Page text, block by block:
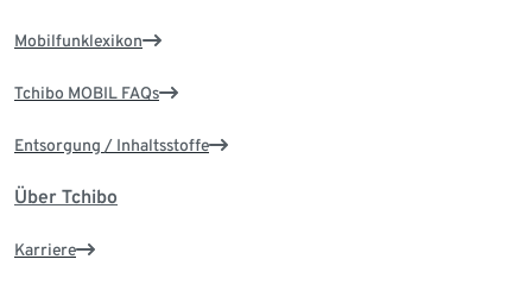
Mobilfunklexikon
Tchibo MOBIL FAQs
Entsorgung / Inhaltsstoffe
Über Tchibo
Karriere